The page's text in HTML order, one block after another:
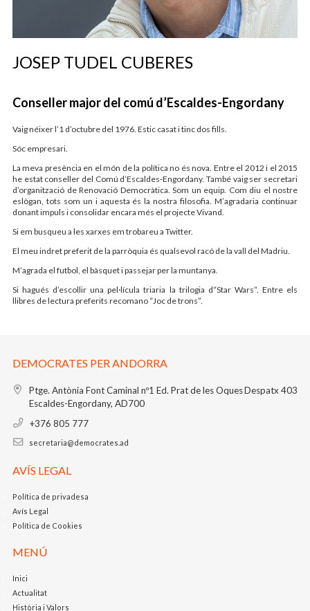
JOSEP TUDEL CUBERES
Conseller major del comú d’Escaldes-Engordany
Vaig néixer l’1 d’octubre del 1976. Estic casat i tinc dos fills.
Sóc empresari.
La meva presència en el món de la política no és nova. Entre el 2012 i el 2015
he estat conseller del Comú d’Escaldes-Engordany. També vaig ser secretari
d’organització de Renovació Democràtica. Som un equip. Com diu el nostre
eslògan, tots som un i aquesta és la nostra filosofia. M’agradaria continuar
donant impuls i consolidar encara més el projecte Vivand.
Si em busqueu a les xarxes em trobareu a Twitter.
El meu indret preferit de la parròquia és qualsevol racó de la vall del Madriu.
M’agrada el futbol, el bàsquet i passejar per la muntanya.
Si hagués d’escollir una pel·lícula triaria la trilogia d“Star Wars”. Entre els
llibres de lectura preferits recomano “Joc de trons”.
DEMOCRATES PER ANDORRA
Ptge. Antònia Font Caminal nº1 Ed. Prat de les OquesDespatx 403
Escaldes-Engordany, AD700
+376 805 777
secretaria@democrates.ad
AVÍS LEGAL
Política de privadesa
Avís Legal
Política de Cookies
MENÚ
Inici
Actualitat
Història i Valors